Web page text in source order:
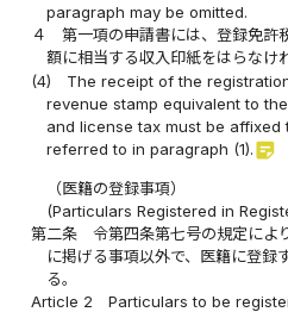
paragraph may be omitted.
４
第一項の申請書には、登録免許
額に相当する収入印紙をはらなけ
(4)
The receipt of the
revenue stamp equivalent to
and license tax must be
referred to in paragraph (1).sticky_note_2
（医籍の登録事項）
(Particulars Registered in
第二条
令第四条第七号の規定によ
に掲げる事項以外で、医籍に登録
る。
Article 2
Particulars to be